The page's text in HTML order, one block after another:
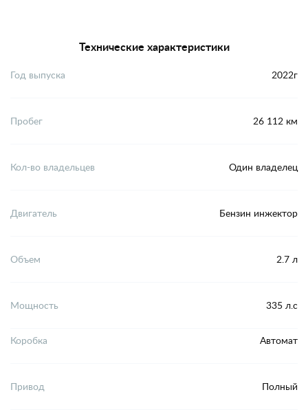
Технические характеристики
Год выпуска 2022г
Пробег 26 112 км
Кол-во владельцев Один владелец
Двигатель Бензин инжектор
Объем 2.7 л
Мощность 335 л.с
Коробка Автомат
Привод Полный